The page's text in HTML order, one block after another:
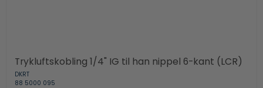
Trykluftskobling 1/4" IG til han nippel 6-kant (LCR)
DKRT
88 5000 095